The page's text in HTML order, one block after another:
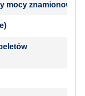
mocy znamionowej